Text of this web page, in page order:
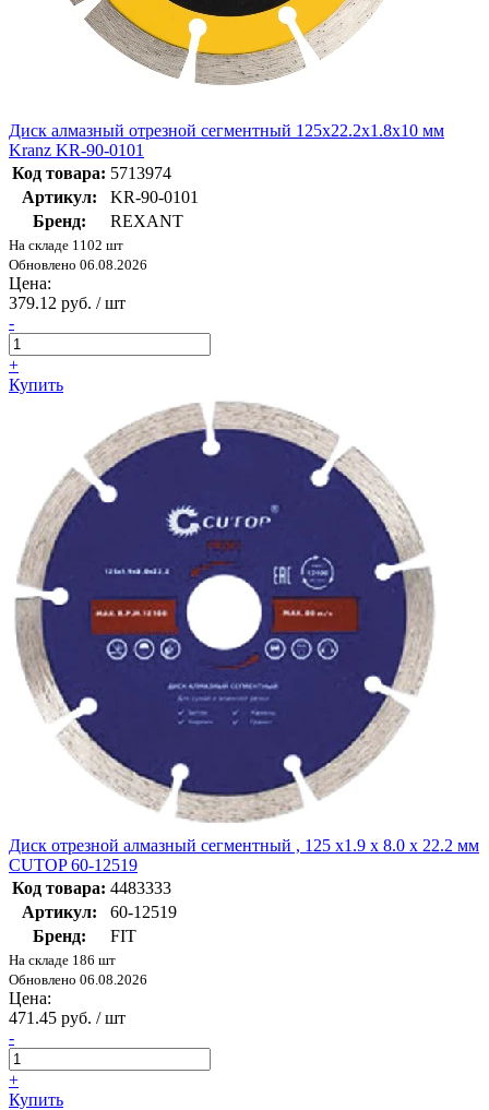
Диск алмазный отрезной сегментный 125x22.2x1.8x10 мм
Kranz KR-90-0101
Код товара: 5713974
Артикул:
KR-90-0101
Бренд:
REXANT
На складе 1102 шт
Обновлено 06.08.2026
Цена:
379.12 руб. / шт
-
+
Купить
Диск отрезной алмазный сегментный , 125 x1.9 x 8.0 x 22.2 мм
CUTOP 60-12519
Код товара: 4483333
Артикул:
60-12519
Бренд:
FIT
На складе 186 шт
Обновлено 06.08.2026
Цена:
471.45 руб. / шт
-
+
Купить